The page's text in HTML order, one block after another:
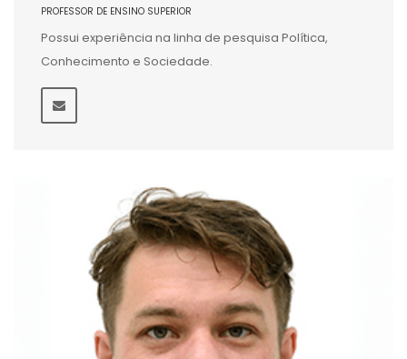
PROFESSOR DE ENSINO SUPERIOR
Possui experiência na linha de pesquisa Política,
Conhecimento e Sociedade.